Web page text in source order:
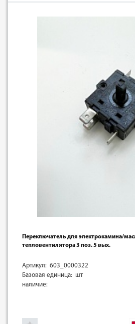
Переключатель для электрокамина/
тепловентилятора 3 поз. 5 вых.
Артикул: 603_0000322
Базовая единица: шт
наличие: